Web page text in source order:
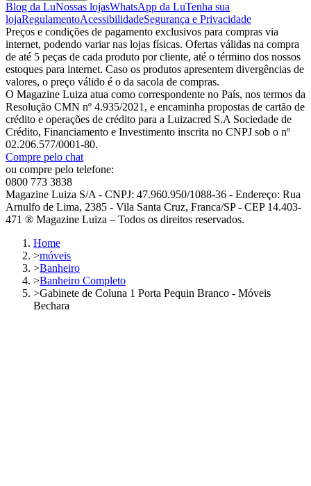
Blog da LuNossas lojasWhatsApp da LuTenha sua
lojaRegulamentoAcessibilidadeSegurança e Privacidade
Preços e condições de pagamento exclusivos para compras via
internet, podendo variar nas lojas físicas. Ofertas válidas na compra
de até 5 peças de cada produto por cliente, até o término dos nossos
estoques para internet. Caso os produtos apresentem divergências de
valores, o preço válido é o da sacola de compras.
O Magazine Luiza atua como correspondente no País, nos termos da
Resolução CMN nº 4.935/2021, e encaminha propostas de cartão de
crédito e operações de crédito para a Luizacred S.A Sociedade de
Crédito, Financiamento e Investimento inscrita no CNPJ sob o nº
02.206.577/0001-80.
Compre pelo chat
ou compre pelo telefone:
0800 773 3838
Magazine Luiza S/A - CNPJ: 47.960.950/1088-36 - Endereço: Rua
Arnulfo de Lima, 2385 - Vila Santa Cruz, Franca/SP - CEP 14.403-
471 ® Magazine Luiza – Todos os direitos reservados.
Home
>móveis
>Banheiro
>Banheiro Completo
>Gabinete de Coluna 1 Porta Pequin Branco - Móveis
Bechara